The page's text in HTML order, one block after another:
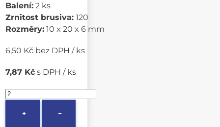
Balení: 2 ks
Zrnitost brusiva: 120
Rozměry: 10 x 20 x 6 mm
6,50 Kč bez DPH / ks
7,87 Kč s DPH / ks
+ −